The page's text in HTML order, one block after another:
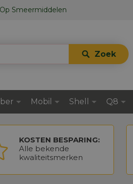
Smeermiddelen
Zoek
Mobil Shell Q8
KOSTEN BESPARING:
Alle bekende
kwaliteitsmerken